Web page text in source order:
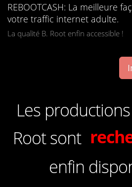
REBOOTCASH: La meilleure
votre traffic internet adulte.
La qualité B. Root enfin accessible !
Les
Root sont
de
enfin